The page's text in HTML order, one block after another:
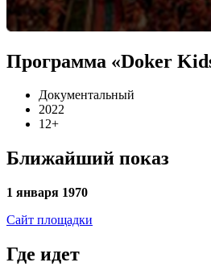
Программа «Doker
Документальный
2022
12+
Ближайший показ
1 января 1970
Сайт площадки
Где идет